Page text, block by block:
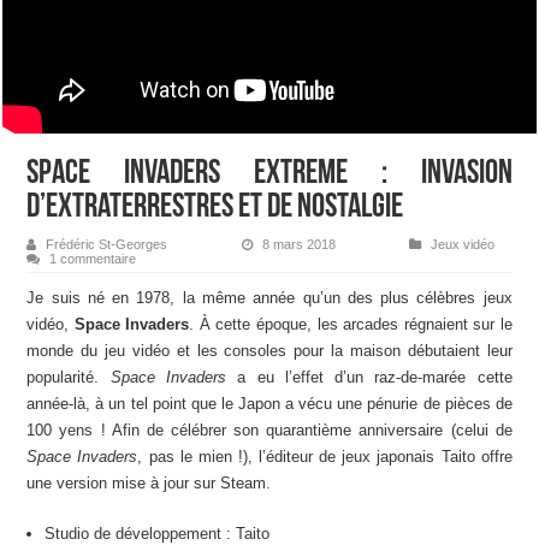
Space Invaders Extreme : invasion
d’extraterrestres et de nostalgie
Frédéric St-Georges 8 mars 2018
Jeux vidéo
1 commentaire
Je suis né en 1978, la même année qu’un des plus célèbres jeux
vidéo, Space Invaders. À cette époque, les arcades régnaient sur le
monde du jeu vidéo et les consoles pour la maison débutaient leur
popularité. Space Invaders a eu l’effet d’un raz-de-marée cette
année-là, à un tel point que le Japon a vécu une pénurie de pièces de
100 yens ! Afin de célébrer son quarantième anniversaire (celui de
Space Invaders, pas le mien !), l’éditeur de jeux japonais Taito offre
une version mise à jour sur Steam.
Studio de développement : Taito